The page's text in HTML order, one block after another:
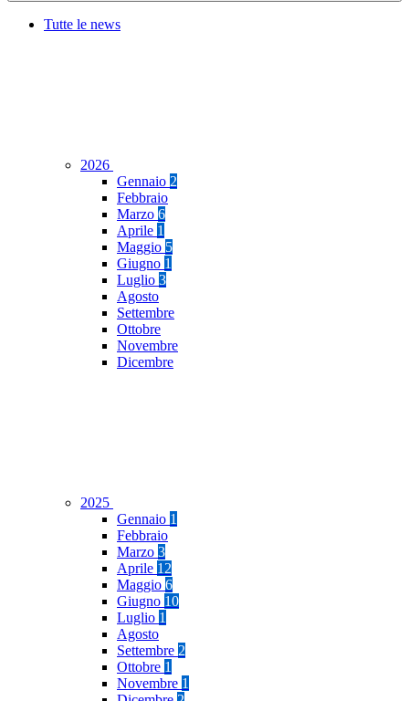
Tutte le news
2026
Gennaio 2
Febbraio
Marzo 6
Aprile 1
Maggio 5
Giugno 1
Luglio 3
Agosto
Settembre
Ottobre
Novembre
Dicembre
2025
Gennaio 1
Febbraio
Marzo 3
Aprile 12
Maggio 6
Giugno 10
Luglio 1
Agosto
Settembre 2
Ottobre 1
Novembre 1